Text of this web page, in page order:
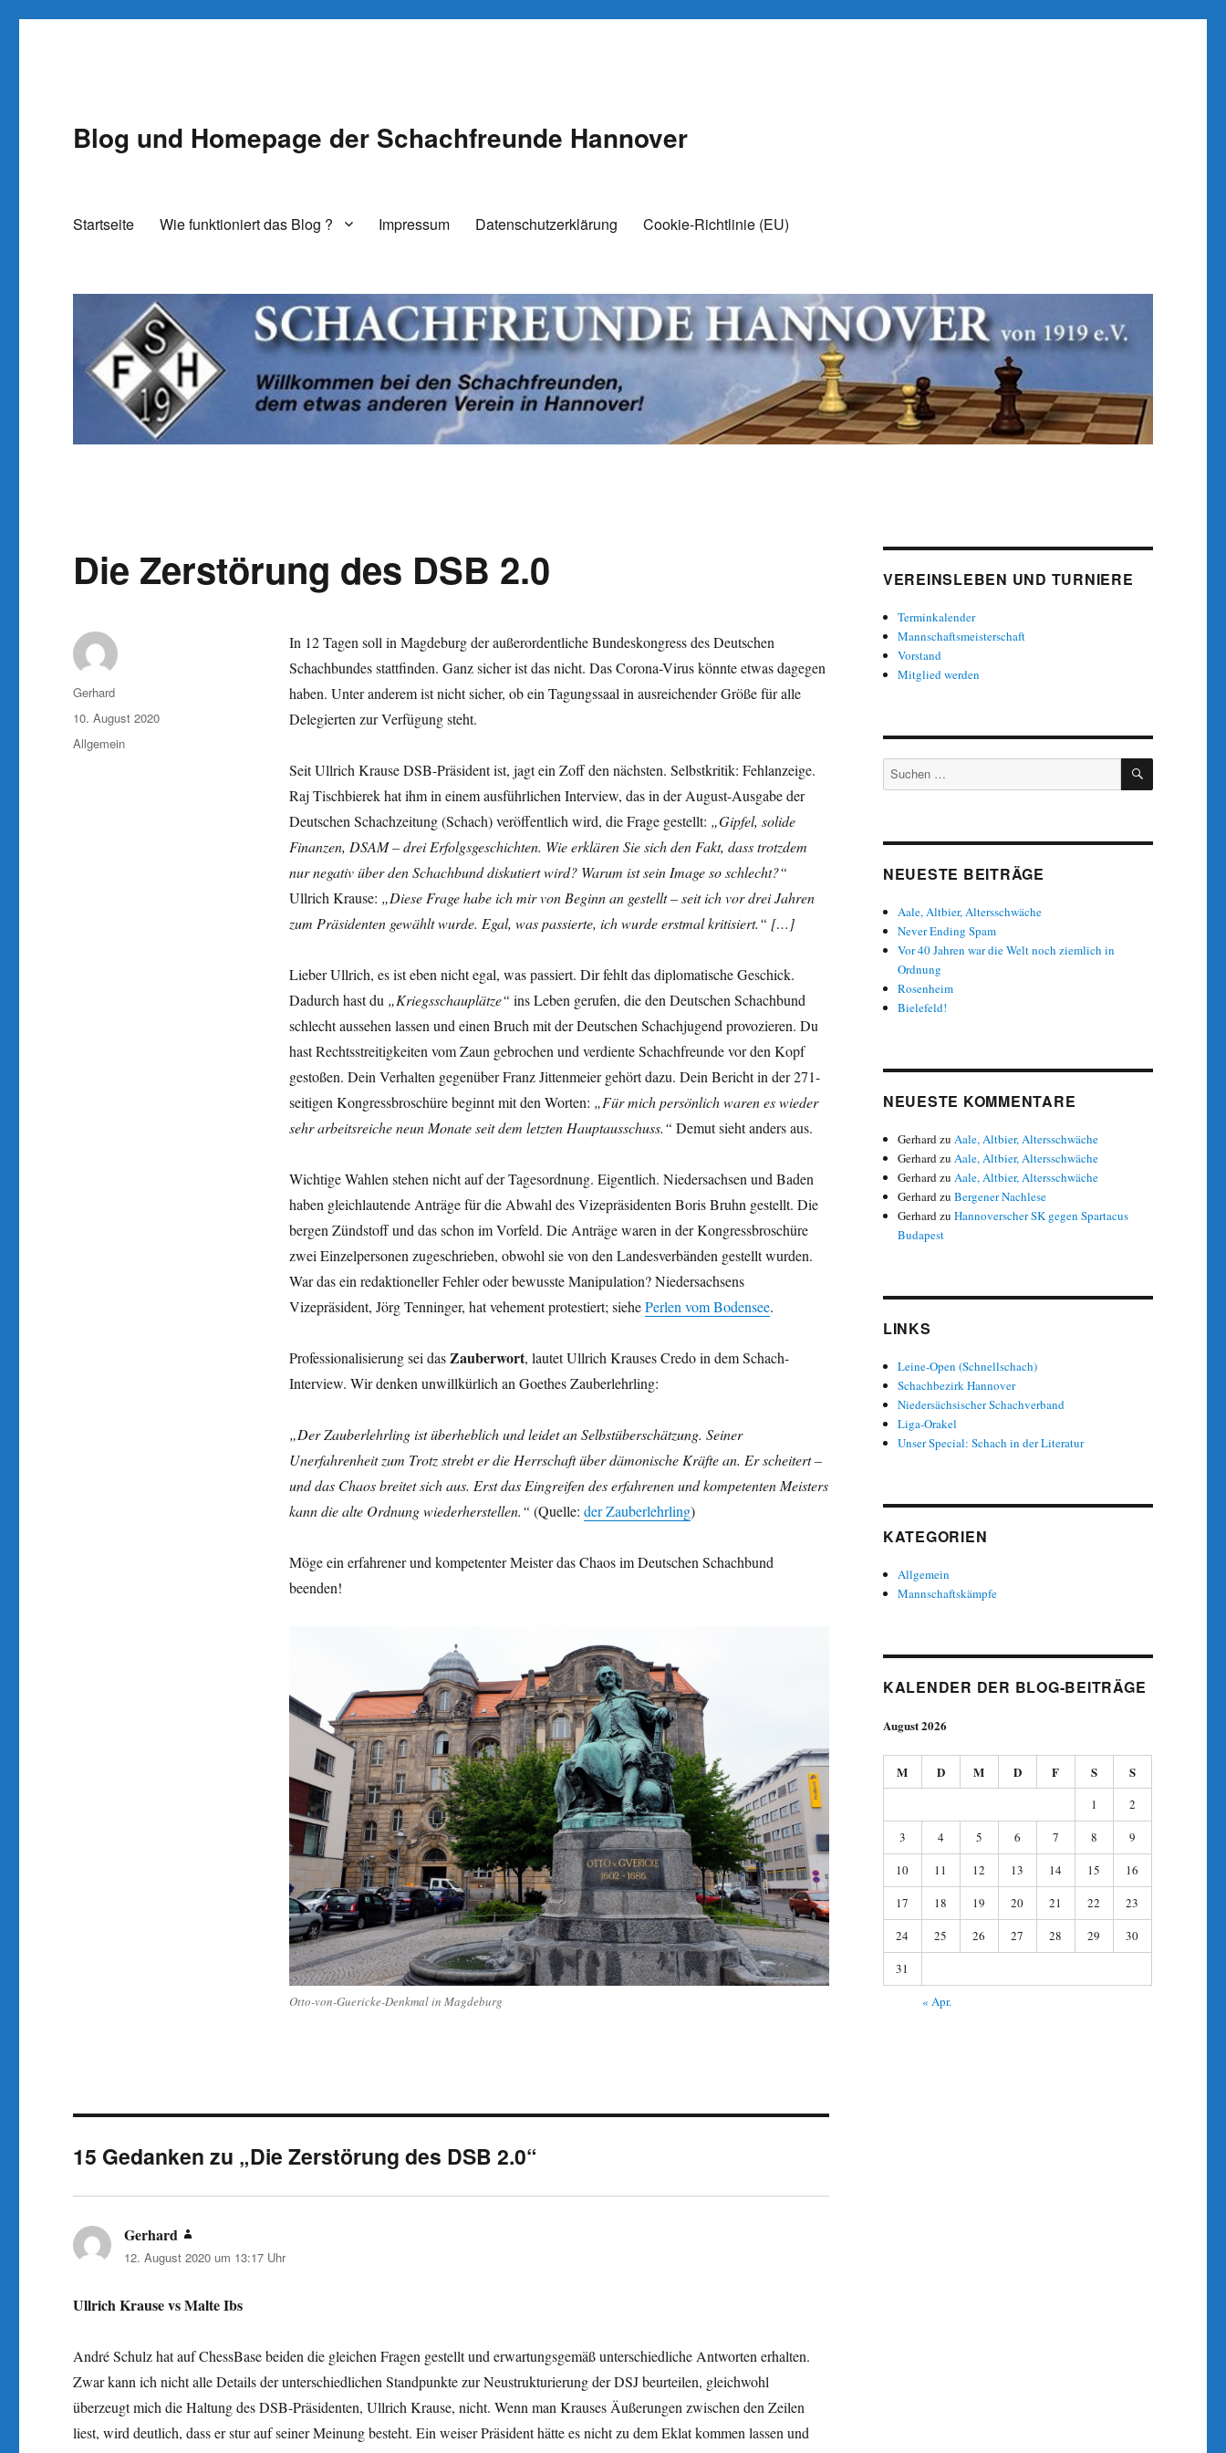
Blog und Homepage der Schachfreunde Hannover
Startseite Wie funktioniert das Blog ? Impressum Datenschutzerklärung Cookie-Richtlinie (EU)
Die Zerstörung des DSB 2.0
In 12 Tagen soll in Magdeburg der außerordentliche Bundeskongress des Deutschen
Schachbundes stattfinden. Ganz sicher ist das nicht. Das Corona-Virus könnte etwas dagegen
haben. Unter anderem ist nicht sicher, ob ein Tagungssaal in ausreichender Größe für alle
Delegierten zur Verfügung steht.
Seit Ullrich Krause DSB-Präsident ist, jagt ein Zoff den nächsten. Selbstkritik: Fehlanzeige.
Raj Tischbierek hat ihm in einem ausführlichen Interview, das in der August-Ausgabe der
Deutschen Schachzeitung (Schach) veröffentlich wird, die Frage gestellt: „Gipfel, solide
Finanzen, DSAM – drei Erfolgsgeschichten. Wie erklären Sie sich den Fakt, dass trotzdem
nur negativ über den Schachbund diskutiert wird? Warum ist sein Image so schlecht?“
Ullrich Krause: „Diese Frage habe ich mir von Beginn an gestellt – seit ich vor drei Jahren
zum Präsidenten gewählt wurde. Egal, was passierte, ich wurde erstmal kritisiert.“ […]
Lieber Ullrich, es ist eben nicht egal, was passiert. Dir fehlt das diplomatische Geschick.
Dadurch hast du „Kriegsschauplätze“ ins Leben gerufen, die den Deutschen Schachbund
schlecht aussehen lassen und einen Bruch mit der Deutschen Schachjugend provozieren. Du
hast Rechtsstreitigkeiten vom Zaun gebrochen und verdiente Schachfreunde vor den Kopf
gestoßen. Dein Verhalten gegenüber Franz Jittenmeier gehört dazu. Dein Bericht in der 271-
seitigen Kongressbroschüre beginnt mit den Worten: „Für mich persönlich waren es wieder
sehr arbeitsreiche neun Monate seit dem letzten Hauptausschuss.“ Demut sieht anders aus.
Wichtige Wahlen stehen nicht auf der Tagesordnung. Eigentlich. Niedersachsen und Baden
haben gleichlautende Anträge für die Abwahl des Vizepräsidenten Boris Bruhn gestellt. Die
bergen Zündstoff und das schon im Vorfeld. Die Anträge waren in der Kongressbroschüre
zwei Einzelpersonen zugeschrieben, obwohl sie von den Landesverbänden gestellt wurden.
War das ein redaktioneller Fehler oder bewusste Manipulation? Niedersachsens
Vizepräsident, Jörg Tenninger, hat vehement protestiert; siehePerlen vom Bodensee.
Professionalisierung sei dasZauberwort, lautet Ullrich Krauses Credo in dem Schach-
Interview. Wir denken unwillkürlich an Goethes Zauberlehrling:
„Der Zauberlehrling ist überheblich und leidet an Selbstüberschätzung. Seiner
Unerfahrenheit zum Trotz strebt er die Herrschaft über dämonische Kräfte an. Er scheitert –
und das Chaos breitet sich aus. Erst das Eingreifen des erfahrenen und kompetenten Meisters
kann die alte Ordnung wiederherstellen.“ (Quelle: der Zauberlehrling)
Möge ein erfahrener und kompetenter Meister das Chaos im Deutschen Schachbund
beenden!
Otto-von-Guericke-Denkmal in Magdeburg
Autor
Gerhard
Veröffentlicht
am
10. August 2020
Kategorien
Allgemein
15 Gedanken zu „Die Zerstörung des DSB 2.0“
Gerhard
12. August 2020 um 13:17 Uhr
Ullrich Krause vs Malte Ibs
André Schulz hat auf ChessBase beiden die gleichen Fragen gestellt und erwartungsgemäß unterschiedliche Antworten erhalten.
Zwar kann ich nicht alle Details der unterschiedlichen Standpunkte zur Neustrukturierung der DSJ beurteilen, gleichwohl
überzeugt mich die Haltung des DSB-Präsidenten, Ullrich Krause, nicht. Wenn man Krauses Äußerungen zwischen den Zeilen
liest, wird deutlich, dass er stur auf seiner Meinung besteht. Ein weiser Präsident hätte es nicht zu dem Eklat kommen lassen und
VEREINSLEBEN UND TURNIERE
Terminkalender
Mannschaftsmeisterschaft
Vorstand
Mitglied werden
Suche
nach:
SUCHEN
NEUESTE BEITRÄGE
Aale, Altbier, Altersschwäche
Never Ending Spam
Vor 40 Jahren war die Welt noch ziemlich in
Ordnung
Rosenheim
Bielefeld!
NEUESTE KOMMENTARE
GerhardzuAale, Altbier, Altersschwäche
GerhardzuAale, Altbier, Altersschwäche
GerhardzuAale, Altbier, Altersschwäche
GerhardzuBergener Nachlese
GerhardzuHannoverscher SK gegen Spartacus
Budapest
LINKS
Leine-Open (Schnellschach)
Schachbezirk Hannover
Niedersächsischer Schachverband
Liga-Orakel
Unser Special: Schach in der Literatur
KATEGORIEN
Allgemein
Mannschaftskämpfe
KALENDER DER BLOG-BEITRÄGE
August 2026
M D M D F S S
1
2
3
4 5 6 7 8
9
10
11 12 13 14 15
16
17
18 19 20 21 22
23
24
25 26 27 28 29
30
31
« Apr.